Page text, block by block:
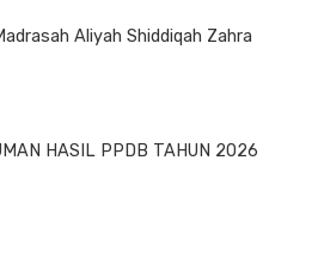
Aliyah Shiddiqah Zahra
HASIL PPDB TAHUN 2026